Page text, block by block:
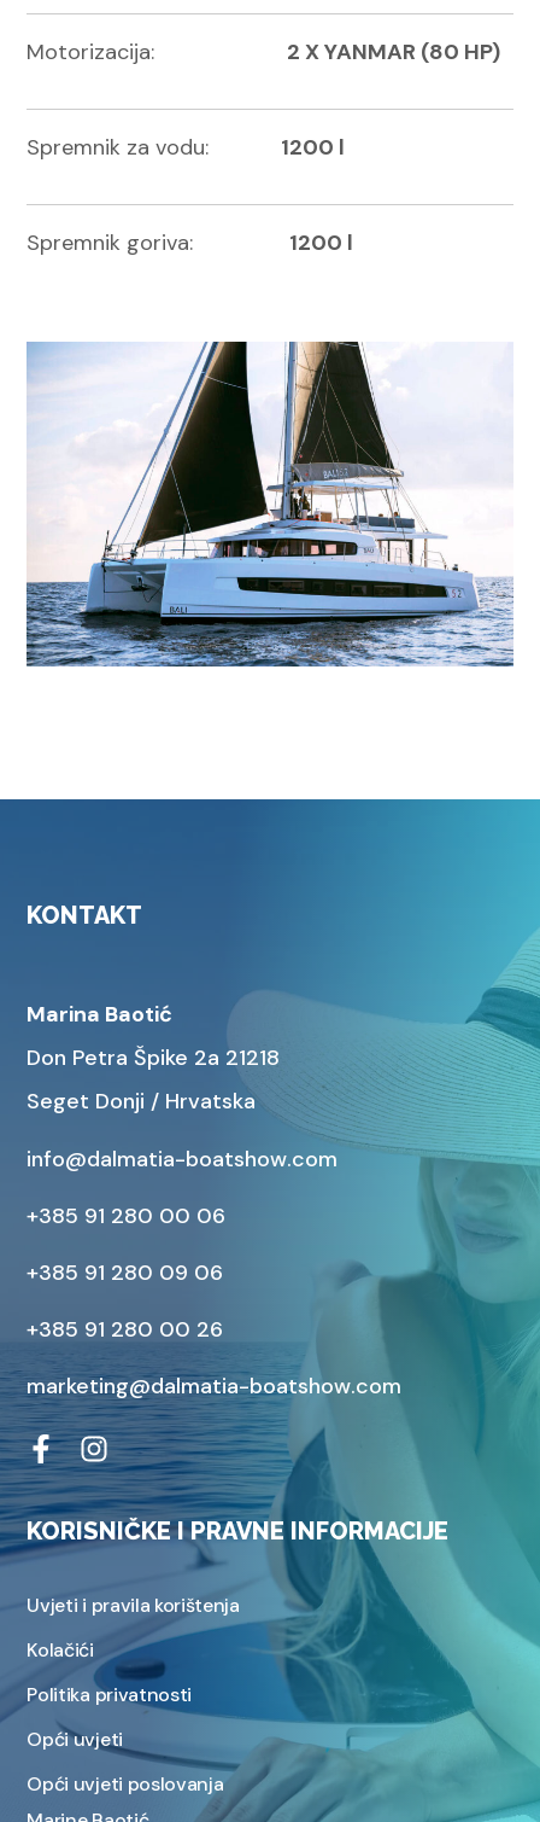
Motorizacija: 2 X YANMAR (80 HP)
Spremnik za vodu: 1200 l
Spremnik goriva: 1200 l
KONTAKT
Marina Baotić
Don Petra Špike 2a 21218
Seget Donji / Hrvatska
info@dalmatia-boatshow.com
+385 91 280 00 06
+385 91 280 09 06
+385 91 280 00 26
marketing@dalmatia-boatshow.com
KORISNIČKE I PRAVNE INFORMACIJE
Uvjeti i pravila korištenja
Kolačići
Politika privatnosti
Opći uvjeti
Opći uvjeti poslovanja